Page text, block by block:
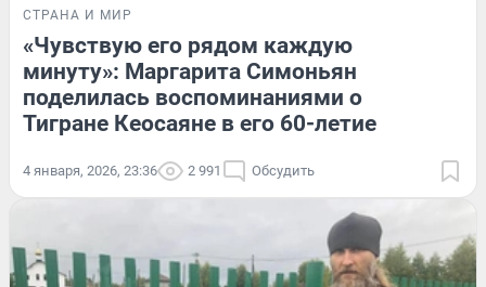
СТРАНА И МИР
«Чувствую его рядом каждую
минуту»: Маргарита Симоньян
поделилась воспоминаниями о
Тигране Кеосаяне в его 60-летие
4 января, 2026, 23:36 2 991 Обсудить